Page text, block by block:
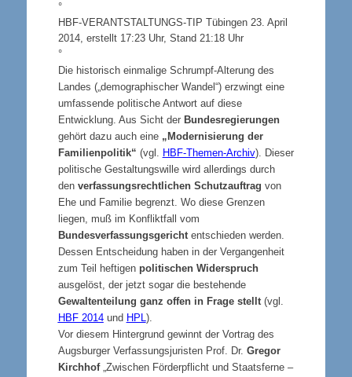
°
HBF-VERANTSTALTUNGS-TIP Tübingen 23. April
2014, erstellt 17:23 Uhr, Stand 21:18 Uhr
°
Die historisch einmalige Schrumpf-Alterung des
Landes („demographischer Wandel“) erzwingt eine
umfassende politische Antwort auf diese
Entwicklung. Aus Sicht der Bundesregierungen
gehört dazu auch eine „Modernisierung der
Familienpolitik“ (vgl. HBF-Themen-Archiv). Dieser
politische Gestaltungswille wird allerdings durch
den verfassungsrechtlichen Schutzauftrag von
Ehe und Familie begrenzt. Wo diese Grenzen
liegen, muß im Konfliktfall vom
Bundesverfassungsgerichtentschieden werden.
Dessen Entscheidung haben in der Vergangenheit
zum Teil heftigen politischen Widerspruch
ausgelöst, der jetzt sogar die bestehende
Gewaltenteilung ganz offen in Frage stellt(vgl.
HBF 2014und HPL).
Vor diesem Hintergrund gewinnt der Vortrag des
Augsburger Verfassungsjuristen Prof. Dr. Gregor
Kirchhof „Zwischen Förderpflicht und Staatsferne –